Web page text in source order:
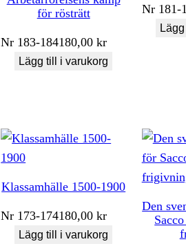
för rösträtt
Nr 183-184180,00kr
Lägg till i varukorg
Nr 181-
Klassamhälle 1500-1900
Nr 173-174180,00kr
Lägg till i varukorg
Den